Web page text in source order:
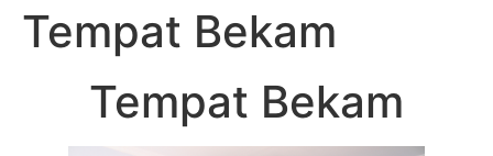
Tempat Bekam
Tempat Bekam